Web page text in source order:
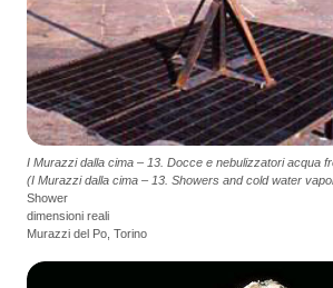
I Murazzi dalla cima – 13. Docce e nebulizzatori acqua
(I Murazzi dalla cima – 13. Showers and cold water
Shower
dimensioni reali
Murazzi del Po, Torino